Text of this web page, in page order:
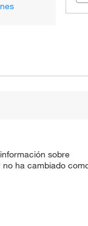
sobre
ha cambiado